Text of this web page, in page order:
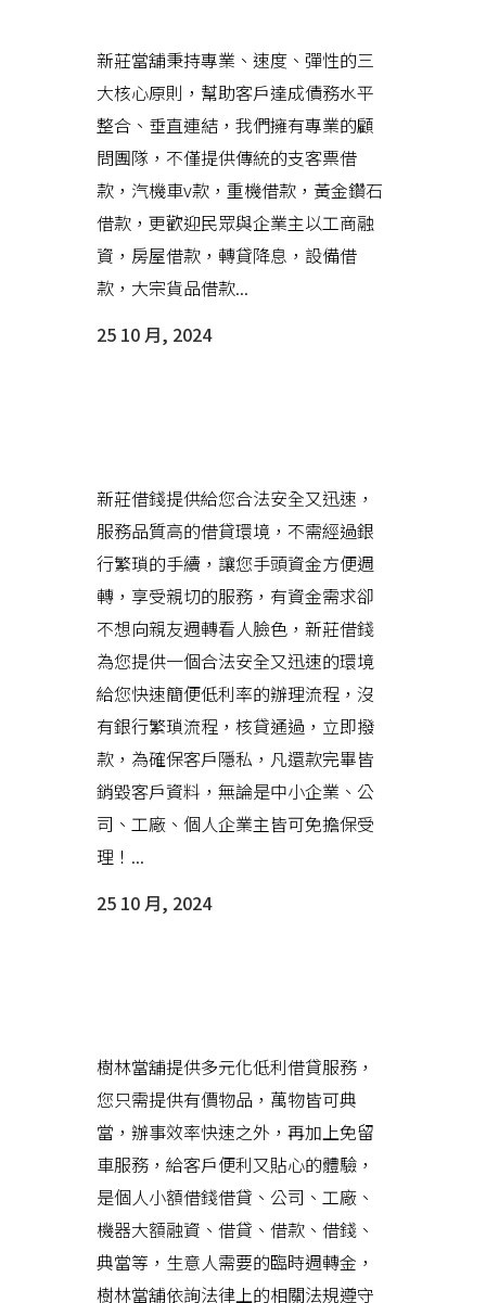
新莊當舖秉持專業、速度、彈性的三
大核心原則，幫助客戶達成債務水平
整合、垂直連結，我們擁有專業的顧
問團隊，不僅提供傳統的支客票借
款，汽機車v款，重機借款，黃金鑽石
借款，更歡迎民眾與企業主以工商融
資，房屋借款，轉貸降息，設備借
款，大宗貨品借款...
25 10 月, 2024
新莊借錢提供給您合法安全又迅速，
服務品質高的借貸環境，不需經過銀
行繁瑣的手續，讓您手頭資金方便週
轉，享受親切的服務，有資金需求卻
不想向親友週轉看人臉色，新莊借錢
為您提供一個合法安全又迅速的環境
給您快速簡便低利率的辦理流程，沒
有銀行繁瑣流程，核貸通過，立即撥
款，為確保客戶隱私，凡還款完畢皆
銷毀客戶資料，無論是中小企業、公
司、工廠、個人企業主皆可免擔保受
理！...
25 10 月, 2024
樹林當舖提供多元化低利借貸服務，
您只需提供有價物品，萬物皆可典
當，辦事效率快速之外，再加上免留
車服務，給客戶便利又貼心的體驗，
是個人小額借錢借貸、公司、工廠、
機器大額融資、借貸、借款、借錢、
典當等，生意人需要的臨時週轉金，
樹林當舖依詢法律上的相關法規遵守